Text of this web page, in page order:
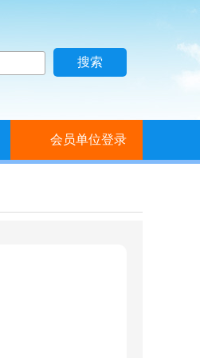
会员单位登录